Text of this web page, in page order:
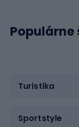
Turistika
Sportstyle